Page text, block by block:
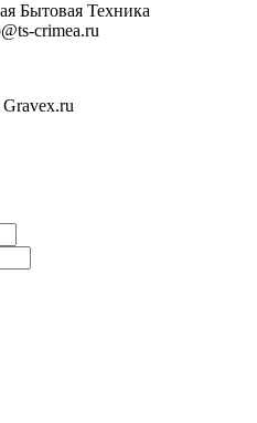
Бытовая Техника
crimea.ru
Gravex.ru